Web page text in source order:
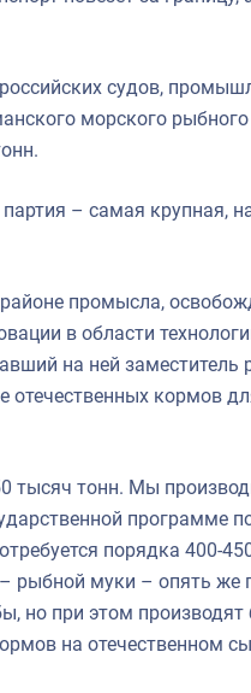
российских судов,
морского
– самая крупная,
промысла,
в области
на ней заместитель
отечественных кормов
тысяч тонн. Мы
программе
порядка 400-
рыбной муки – опять же
но при этом производят
на отечественном